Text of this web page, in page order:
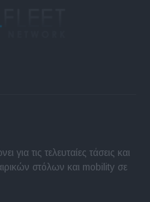
για τις τελευταίες τάσεις και
στόλων και mobility σε